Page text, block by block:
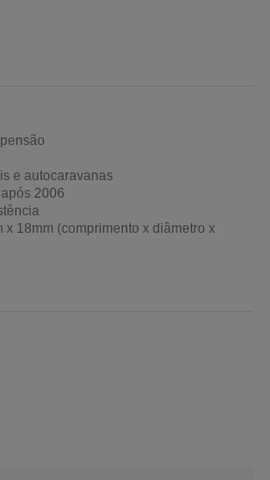
e autocaravanas
2006
x 18mm (comprimento x diâmetro x